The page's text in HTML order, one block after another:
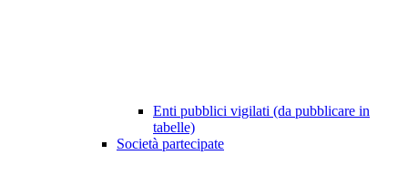
Enti pubblici vigilati (da pubblicare in
tabelle)
Società partecipate